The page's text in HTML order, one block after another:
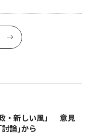
・新しい風」 意見
論｣から